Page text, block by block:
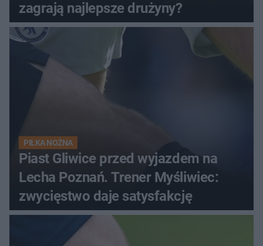
zagrają najlepsze drużyny?
PIŁKA NOŻNA
Piast Gliwice przed wyjazdem na
Lecha Poznań. Trener Myśliwiec:
zwycięstwo daje satysfakcję